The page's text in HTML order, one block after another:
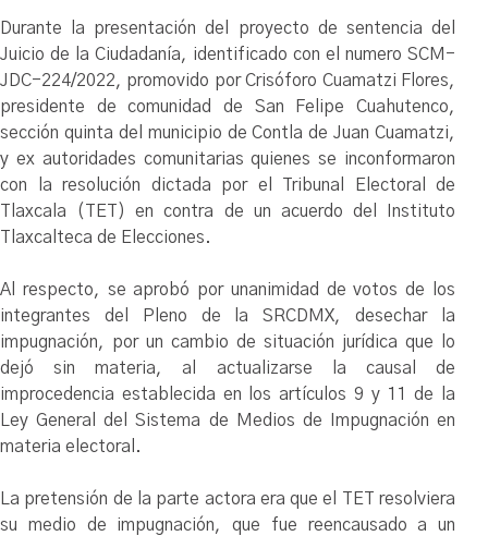
Durante la presentación del proyecto de sentencia del
Juicio de la Ciudadanía, identificado con el numero SCM-
JDC-224/2022, promovido por Crisóforo Cuamatzi Flores,
presidente de comunidad de San Felipe Cuahutenco,
sección quinta del municipio de Contla de Juan Cuamatzi,
y ex autoridades comunitarias quienes se inconformaron
con la resolución dictada por el Tribunal Electoral de
Tlaxcala (TET) en contra de un acuerdo del Instituto
Tlaxcalteca de Elecciones.
Al respecto, se aprobó por unanimidad de votos de los
integrantes del Pleno de la SRCDMX, desechar la
impugnación, por un cambio de situación jurídica que lo
dejó sin materia, al actualizarse la causal de
improcedencia establecida en los artículos 9 y 11 de la
Ley General del Sistema de Medios de Impugnación en
materia electoral.
La pretensión de la parte actora era que el TET resolviera
su medio de impugnación, que fue reencausado a un